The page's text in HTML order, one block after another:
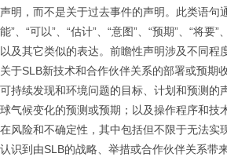
声明，而不是关于过去事件的声明。此类语句
能”、“可以”、“估计”、“意图”、“预期”、“将要”
以及其它类似的表达。前瞻性声明涉及不同程
关于SLB新技术和合作伙伴关系的部署或预期
可持续发现和环境问题的目标、计划和预测的
球气候变化的预测或预期；以及操作程序和技
在风险和不确定性，其中包括但不限于无法实
认识到由SLB的战略、举措或合作伙伴关系带